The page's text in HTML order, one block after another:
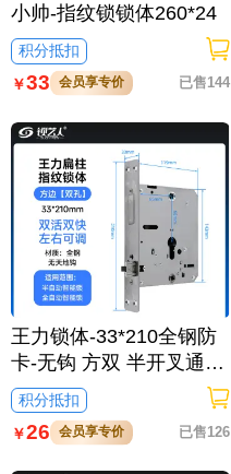
小帅-指纹锁锁体260*24
积分抵扣
￥33 会员享专价 已售144
王力锁体-33*210全钢防
卡-无钩 方双 半开叉通芯
双活双快不锈钢
积分抵扣
￥26 会员享专价 已售126